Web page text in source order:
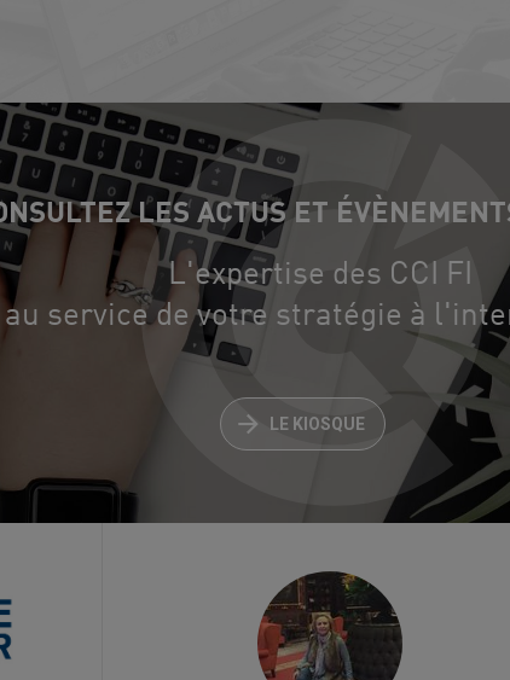
LES ACTUS ET
L'expertise des CCI FI
au service de votre stratégie à
LE KIOSQUE